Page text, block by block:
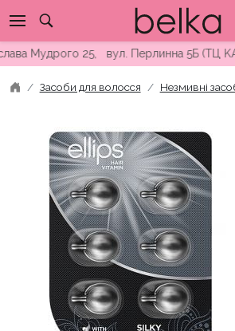
to
content 25, вул. Перлинна 5Б (ТЦ
Засоби для волосся Незмивні